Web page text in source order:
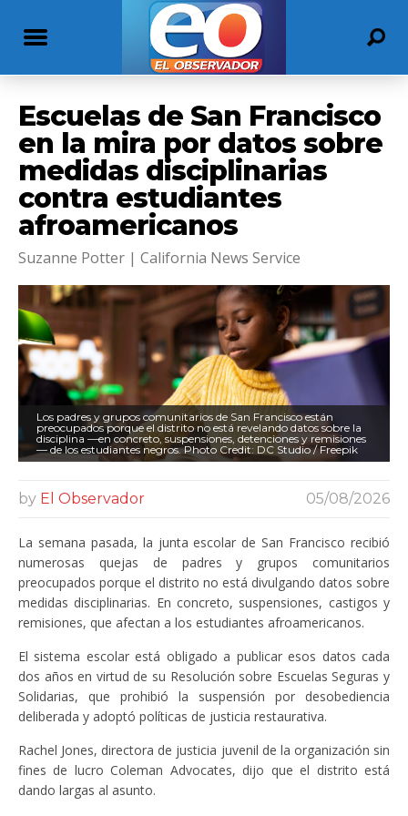
Escuelas de San Francisco
en la mira por datos sobre
medidas disciplinarias
contra estudiantes
afroamericanos
Suzanne Potter | California News Service
Los padres y grupos comunitarios de San Francisco están
preocupados porque el distrito no está revelando datos sobre la
disciplina —en concreto, suspensiones, detenciones y remisiones
— de los estudiantes negros. Photo Credit: DC Studio / Freepik
by El Observador 05/08/2026
La semana pasada, la junta escolar de San Francisco recibió
numerosas quejas de padres y grupos comunitarios
preocupados porque el distrito no está divulgando datos sobre
medidas disciplinarias. En concreto, suspensiones, castigos y
remisiones, que afectan a los estudiantes afroamericanos.
El sistema escolar está obligado a publicar esos datos cada
dos años en virtud de su Resolución sobre Escuelas Seguras y
Solidarias, que prohibió la suspensión por desobediencia
deliberada y adoptó políticas de justicia restaurativa.
Rachel Jones, directora de justicia juvenil de la organización sin
fines de lucro Coleman Advocates, dijo que el distrito está
dando largas al asunto.